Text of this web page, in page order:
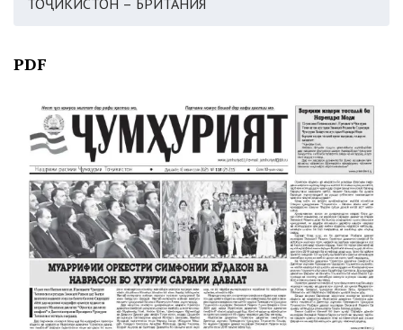
ТОҶИКИСТОН – БРИТАНИЯ
PDF